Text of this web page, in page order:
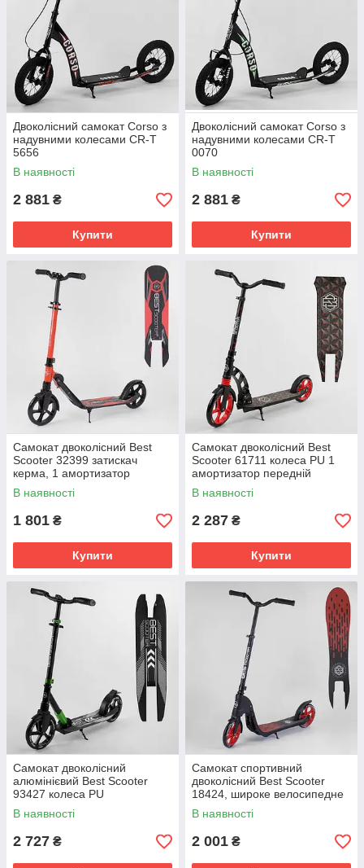
Двоколісний самокат Corso з
надувними колесами CR-T
5656
В наявності
2 881 ₴
Купити
Двоколісний самокат Corso з
надувними колесами CR-T
0070
В наявності
2 881 ₴
Купити
Самокат двоколісний Best
Scooter 32399 затискач
керма, 1 амортизатор
Червоний
В наявності
1 801 ₴
Купити
Самокат двоколісний Best
Scooter 61711 колеса PU 1
амортизатор передній
Чорно-червоний
В наявності
2 287 ₴
Купити
Самокат двоколісний
алюмінієвий Best Scooter
93427 колеса PU
амортизатор передній
Чорно-салатовий
В наявності
2 727 ₴
Самокат спортивний
двоколісний Best Scooter
18424, широке велосипедне
кермо Червоно-чорний
В наявності
2 001 ₴